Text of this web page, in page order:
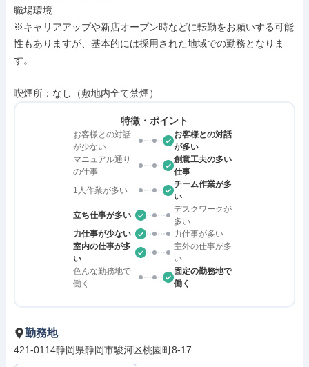
職場環境
※キャリアアップや新店オープン時などに転勤をお願いする可能
性もありますが、基本的には採用された地域での勤務となりま
す。
喫煙所：なし（敷地内全て禁煙）
特徴・ポイント
お客様との対話
が少ない
お客様との対話
が多い
マニュアル通り
の仕事
創意工夫の多い
仕事
1人作業が多い
チーム作業が多
い
立ち仕事が多い
デスクワークが
多い
力仕事が少ない
力仕事が多い
室内の仕事が多
い
室外の仕事が多
い
色んな勤務地で
働く
固定の勤務地で
働く
勤務地
421-0114静岡県静岡市駿河区桃園町8-17